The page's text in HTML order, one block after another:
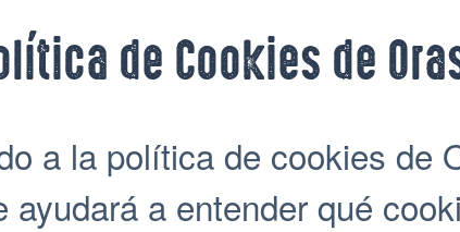
de Cookies de
a la política de cookies de
ayudará a entender qué